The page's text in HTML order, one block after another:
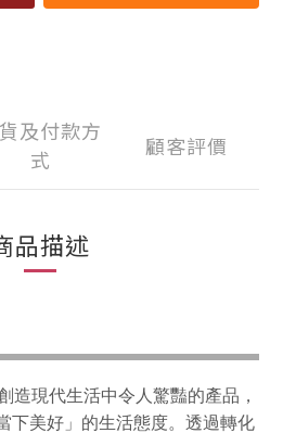
及付款方
式
顧客評價
品描述
造現代生活中令人驚豔的產品，
下美好」的生活態度。透過轉化